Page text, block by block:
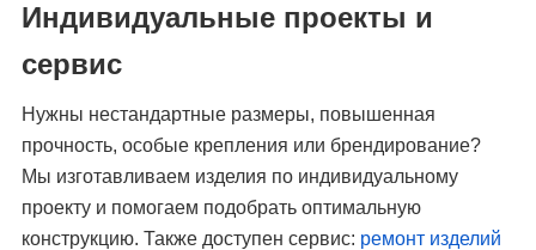
Индивидуальные проекты и
сервис
Нужны нестандартные размеры, повышенная
прочность, особые крепления или брендирование?
Мы изготавливаем изделия по индивидуальному
проекту и помогаем подобрать оптимальную
конструкцию. Также доступен сервис: ремонт изделий